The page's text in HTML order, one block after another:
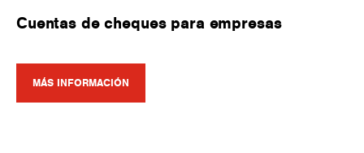
Cuentas de cheques para empresas
MÁS INFORMACIÓN